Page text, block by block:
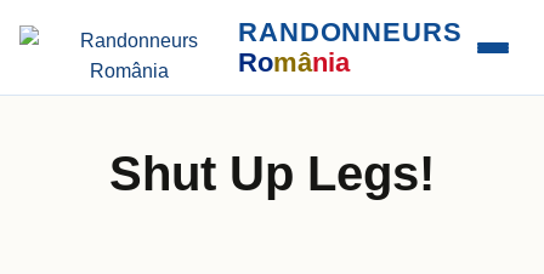
RANDONNEURS
România
Shut Up Legs!